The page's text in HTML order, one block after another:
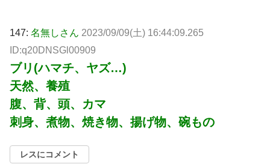
147: 名無しさん 2023/09/09(土) 16:44:09.265
ID:q20DNSGl00909
ブリ(ハマチ、ヤズ…)
天然、養殖
腹、背、頭、カマ
刺身、煮物、焼き物、揚げ物、碗もの
レスにコメント